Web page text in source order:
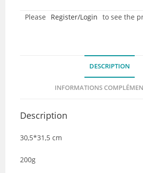
Collection
Please Register/Login to see the
DESCRIPTION
INFORMATIONS
Description
30,5*31,5 cm
200g